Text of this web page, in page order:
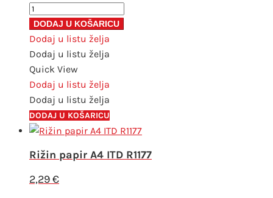
Rižin
papir
A4
ITD
R1184
količina
DODAJ U KOŠARICU
Dodaj u listu želja
Dodaj u listu želja
Quick View
Dodaj u listu želja
Dodaj u listu želja
DODAJ U KOŠARICU
Rižin papir A4 ITD R1177
2,29€